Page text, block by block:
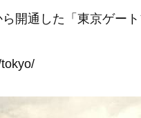
開通した「東京ゲー